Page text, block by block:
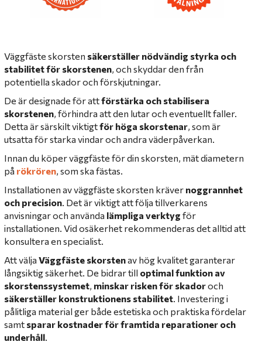
Väggfäste skorsten säkerställer nödvändig styrka och
stabilitet för skorstenen, och skyddar den från
potentiella skador och förskjutningar.
De är designade för attförstärka och stabilisera
skorstenen, förhindra att den lutar och eventuellt faller.
Detta är särskilt viktigtför höga skorstenar, som är
utsatta för starka vindar och andra väderpåverkan.
Innan du köper väggfäste för din skorsten, mät diametern
på rökrören, som ska fästas.
Installationen av väggfäste skorsten kräver noggrannhet
och precision. Det är viktigt att följa tillverkarens
anvisningar och använda lämpliga verktyg för
installationen. Vid osäkerhet rekommenderas det alltid att
konsultera en specialist.
Att välja Väggfäste skorstenav hög kvalitet garanterar
långsiktig säkerhet. De bidrar till optimal funktion av
skorstenssystemet, minskar risken för skadoroch
säkerställer konstruktionens stabilitet. Investering i
pålitliga material ger både estetiska och praktiska fördelar
samt sparar kostnader för framtida reparationer och
underhåll.